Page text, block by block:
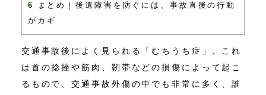
6
まとめ｜後遺障害を防ぐには、事故直後の行動
がカギ
交通事故後によく見られる「むちうち症」。これ
は首の捻挫や筋肉、靭帯などの損傷によって起こ
るもので、交通事故外傷の中でも非常に多く、誰